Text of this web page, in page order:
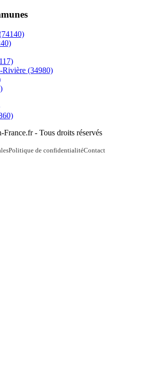
Rivière (34980)
- Tous droits réservés
Politique de confidentialitéContact